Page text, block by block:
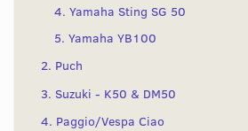
4. Yamaha Sting SG 50
5. Yamaha YB100
2. Puch
3. Suzuki - K50 & DM50
4. Paggio/Vespa Ciao